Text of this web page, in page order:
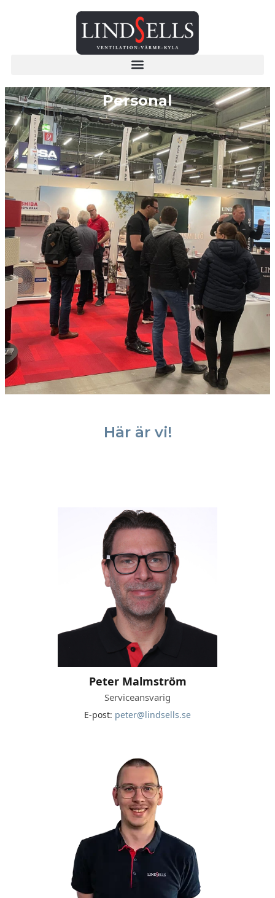
Personal
Här är vi!
Peter Malmström
Serviceansvarig
E-post: peter@lindsells.se